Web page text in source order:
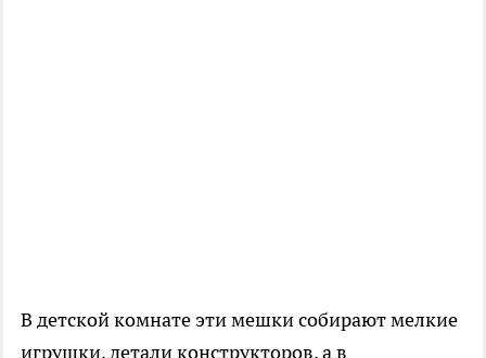
В детской комнате эти мешки собирают мелкие
игрушки, детали конструкторов, а в